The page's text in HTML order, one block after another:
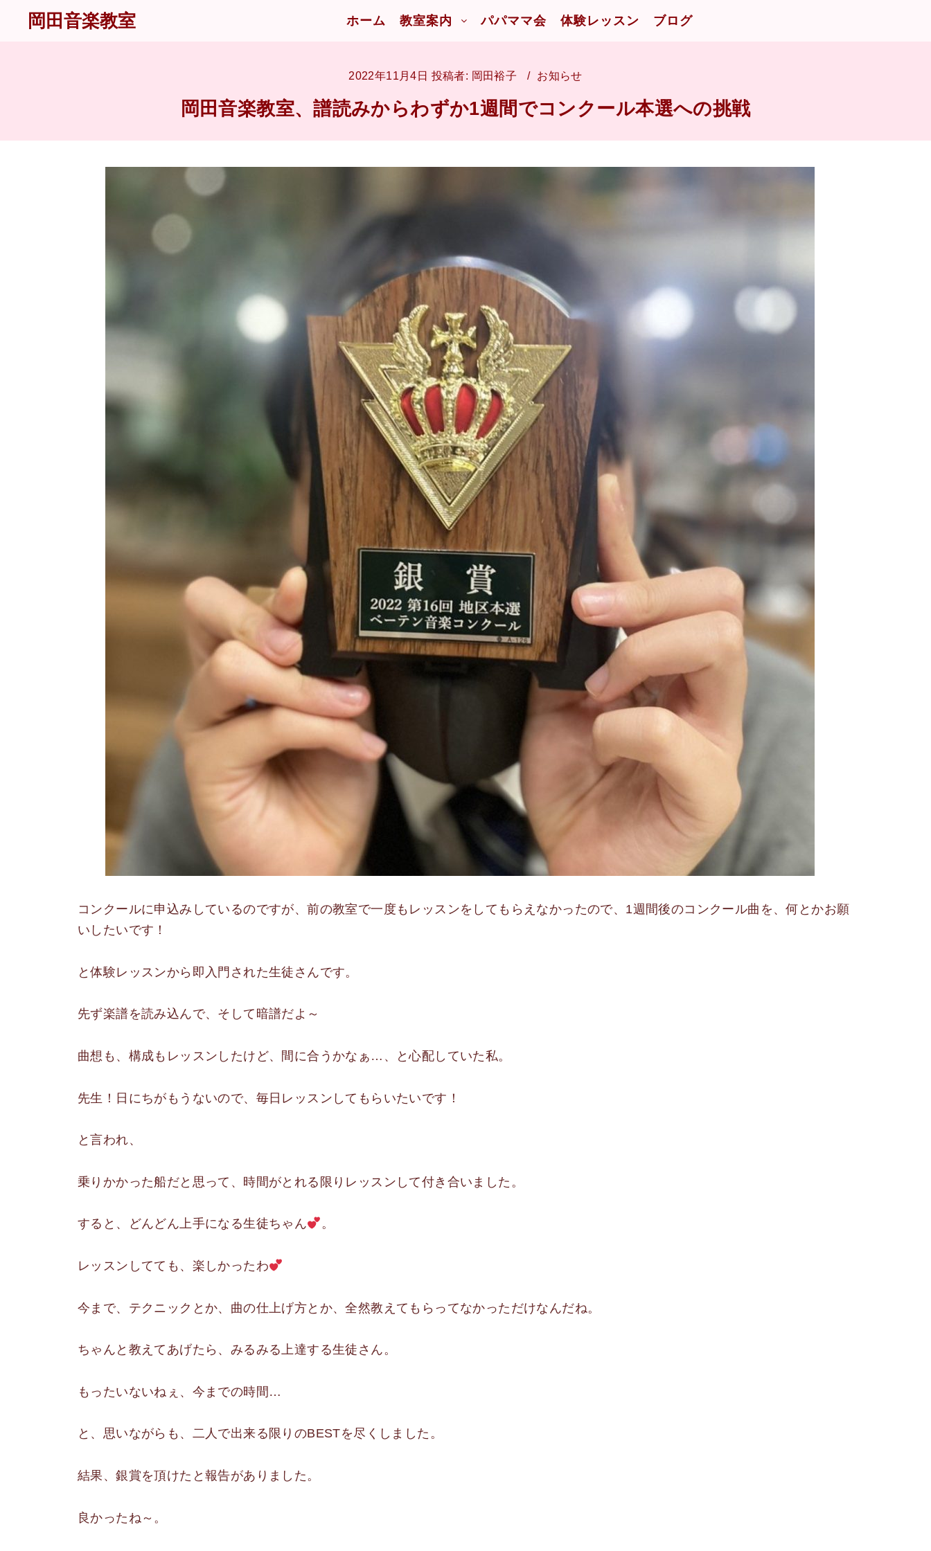
岡田音楽教室 ホーム 教室案内 パパママ会 体験レッスン ブログ
2022年11月4日 投稿者: 岡田裕子 お知らせ
岡田音楽教室、譜読みからわずか1週間でコンクール本選への挑戦
コンクールに申込みしているのですが、前の教室で一度もレッスンをしてもらえなかったので、1週間後のコンクール曲を、何とかお願
いしたいです！
と体験レッスンから即入門された生徒さんです。
先ず楽譜を読み込んで、そして暗譜だよ～
曲想も、構成もレッスンしたけど、間に合うかなぁ…、と心配していた私。
先生！日にちがもうないので、毎日レッスンしてもらいたいです！
と言われ、
乗りかかった船だと思って、時間がとれる限りレッスンして付き合いました。
すると、どんどん上手になる生徒ちゃん 。
レッスンしてても、楽しかったわ
今まで、テクニックとか、曲の仕上げ方とか、全然教えてもらってなかっただけなんだね。
ちゃんと教えてあげたら、みるみる上達する生徒さん。
もったいないねぇ、今までの時間…
と、思いながらも、二人で出来る限りのBESTを尽くしました。
結果、銀賞を頂けたと報告がありました。
良かったね～。